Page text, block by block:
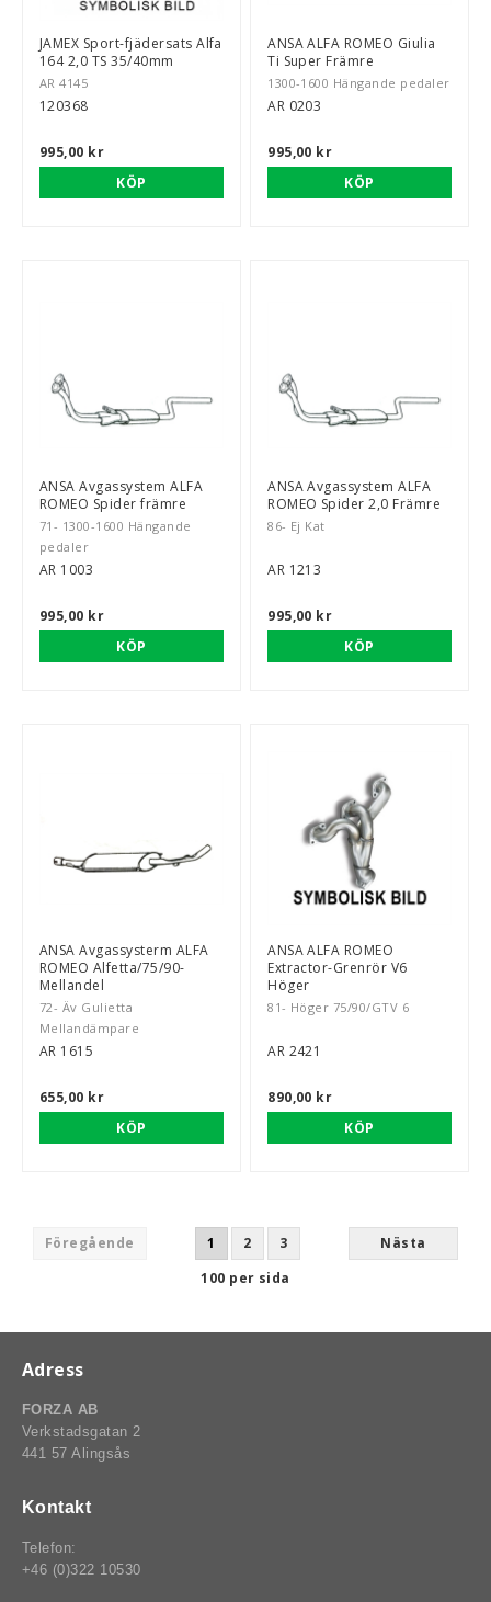
JAMEX Sport-fjädersats Alfa
164 2,0 TS 35/40mm
AR 4145
120368
995,00 kr
KÖP
ANSA ALFA ROMEO Giulia
Ti Super Främre
1300-1600 Hängande pedaler
AR 0203
995,00 kr
KÖP
ANSA Avgassystem ALFA
ROMEO Spider främre
71- 1300-1600 Hängande
pedaler
AR 1003
995,00 kr
KÖP
ANSA Avgassystem ALFA
ROMEO Spider 2,0 Främre
86- Ej Kat
AR 1213
995,00 kr
KÖP
ANSA Avgassysterm ALFA
ROMEO Alfetta/75/90-
Mellandel
72- Äv Gulietta
Mellandämpare
AR 1615
655,00 kr
KÖP
ANSA ALFA ROMEO
Extractor-Grenrör V6
Höger
81- Höger 75/90/GTV 6
AR 2421
890,00 kr
KÖP
Föregående 1 2 3
Nästa
100 per sida
Adress
FORZA AB
Verkstadsgatan 2
441 57 Alingsås
Kontakt
Telefon:
+46 (0)322 10530